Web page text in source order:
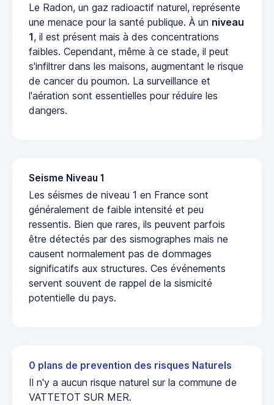
Le Radon, un gaz radioactif naturel, représente
une menace pour la santé publique. À un niveau
1, il est présent mais à des concentrations
faibles. Cependant, même à ce stade, il peut
s'infiltrer dans les maisons, augmentant le risque
de cancer du poumon. La surveillance et
l'aération sont essentielles pour réduire les
dangers.
Seisme Niveau 1
Les séismes de niveau 1 en France sont
généralement de faible intensité et peu
ressentis. Bien que rares, ils peuvent parfois
être détectés par des sismographes mais ne
causent normalement pas de dommages
significatifs aux structures. Ces événements
servent souvent de rappel de la sismicité
potentielle du pays.
0 plans de prevention des risques Naturels
Il n'y a aucun risque naturel sur la commune de
VATTETOT SUR MER.